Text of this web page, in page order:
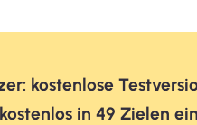
kostenlose
in 49 Zielen ein